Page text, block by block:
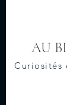
AU
Curiosités